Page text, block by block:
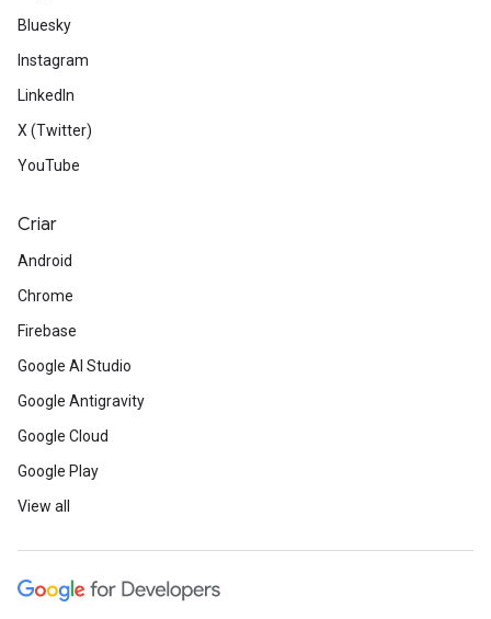
Bluesky
Instagram
LinkedIn
X (Twitter)
YouTube
Criar
Android
Chrome
Firebase
Google AI Studio
Google Antigravity
Google Cloud
Google Play
View all